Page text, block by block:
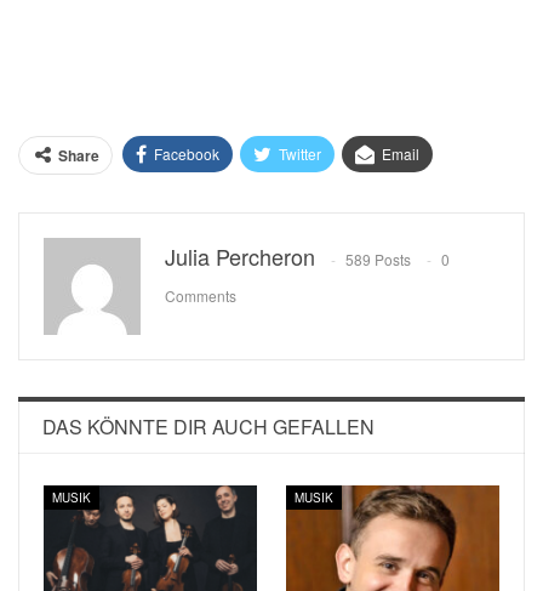
Share Facebook Twitter Email
Julia Percheron 589 Posts
0
Comments
DAS KÖNNTE DIR AUCH GEFALLEN
MUSIK MUSIK